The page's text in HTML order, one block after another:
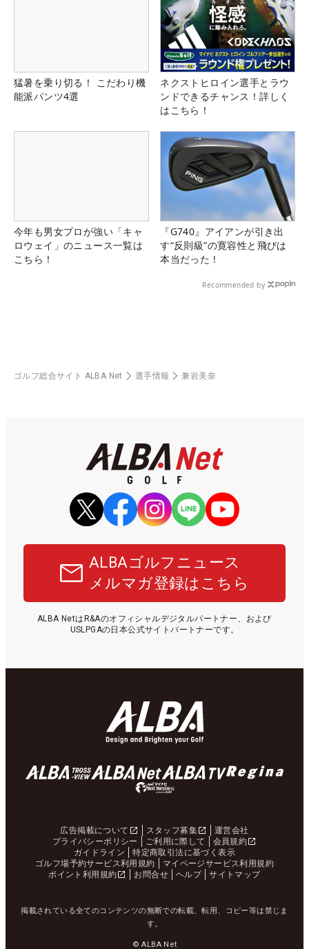
猛暑を乗り切る！ こだわり機
能派パンツ4選
ネクストヒロイン選手とラウ
ンドできるチャンス！詳しく
はこちら！
今年も男女プロが強い「キャ
ロウェイ」のニュース一覧は
こちら！
『G740』アイアンが引き出
す“反則級”の寛容性と飛びは
本当だった！
Recommended by
ゴルフ総合サイト ALBA Net 選手情報 兼岩美奈
ALBAゴルフニュース
メルマガ登録はこちら
ALBA NetはR&Aのオフィシャルデジタルパートナー、および
USLPGAの日本公式サイトパートナーです。
広告掲載について スタッフ募集
運営会社
プライバシーポリシー
ご利用に際して
会員規約
ガイドライン
特定商取引法に基づく表示
ゴルフ場予約サービス利用規約
マイページサービス利用規約
ポイント利用規約
お問合せ ヘルプ サイトマップ
掲載されている全てのコンテンツの無断での転載、転用、コピー等は禁じま
す。
© ALBA Net